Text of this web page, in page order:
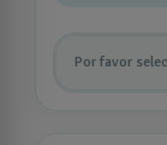
Por favor